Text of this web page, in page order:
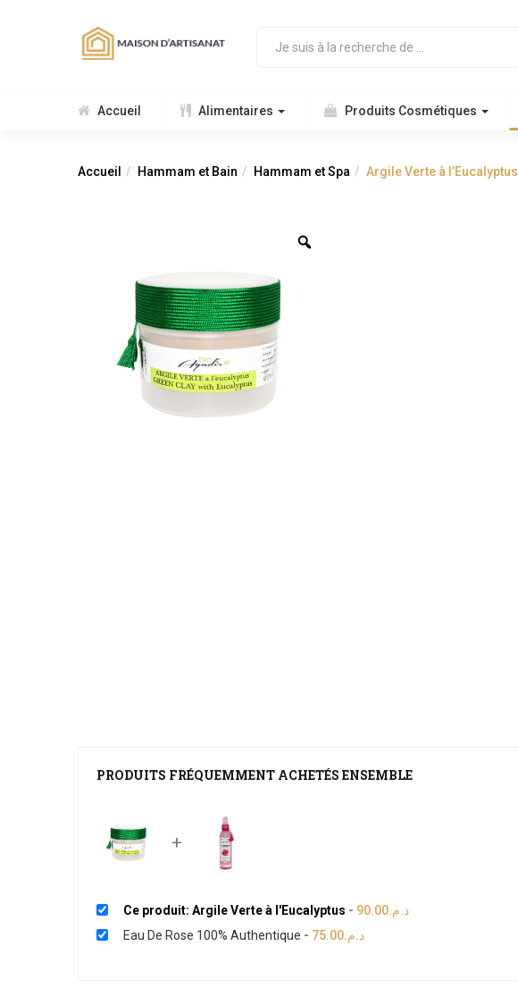
Accueil Alimentaires Produits Cosmétiques
Accueil Hammam et Bain Hammam et Spa Argile Verte à l’Eucalyptus
PRODUITS FRÉQUEMMENT ACHETÉS ENSEMBLE
+
Ce produit: Argile Verte à l'Eucalyptus - د.م.90.00
Eau De Rose 100% Authentique - د.م.75.00